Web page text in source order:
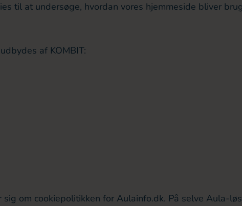
til at undersøge, hvordan vores hjemmeside bliver
af KOMBIT:
sig om cookiepolitikken for Aulainfo.dk. På selve Aula-